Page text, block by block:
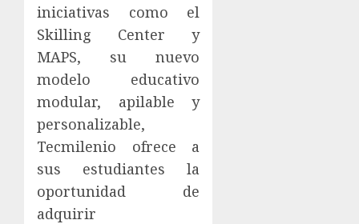
iniciativas como el
Skilling Center y
MAPS, su nuevo
modelo educativo
modular, apilable y
personalizable,
Tecmilenio ofrece a
sus estudiantes la
oportunidad de
adquirir